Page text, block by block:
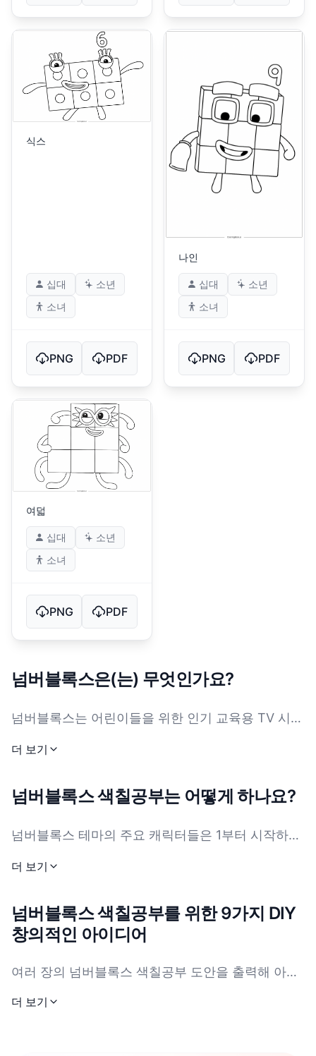
식스
십대
소년
소녀
PNG PDF
나인
십대
소년
소녀
PNG PDF
여덟
십대
소년
소녀
PNG PDF
넘버블록스은(는) 무엇인가요?
넘버블록스는 어린이들을 위한 인기 교육용 TV 시리
기본 수학 개념을 가르칩니다. 각 넘버블록은 숫자를
나타내며, 고유한 모양과 색깔로 아이들이 쉽게 알아
보고 구분할 수 있도록 합니다. 넘버블록스는 어린
학습을 쉽고 즐겁게 만듭니다. 넘버블록스 주제에는
이야기를 담고 있습니다. 이 캐릭터들은 자주 넘버블
록스 색칠공부 도안에 등장해 아이들이 색칠하면서
상호작용하며 배우도록 도와줍니다. 넘버블록스 색
을 통해 숫자 이해력을 강화할 수 있는 기회를 제공
더 보기
넘버블록스 색칠공부는 어떻게 하나요?
넘버블록스 테마의 주요 캐릭터들은 1부터 시작하는
고 쉽게 구분되는 색깔로 구성되어 있습니다. 넘버블
록스 색칠공부 도안을 색칠할 때 대표 색깔을 사용하
면 캐릭터를 쉽게 알아볼 수 있어 재미있습니다. 어
린 아이들은 크레용이나 색연필로 넓은 영역을 간단
더 보기
넘버블록스 색칠공부를 위한 9가지 DIY
창의적인 아이디어
여러 장의 넘버블록스 색칠공부 도안을 출력해 아이
더 보기